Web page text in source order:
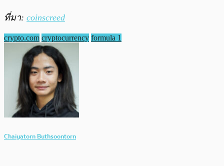
ที่มา: coinscreed
crypto.com cryptocurrency formula 1
Chaiyatorn Buthsoontorn